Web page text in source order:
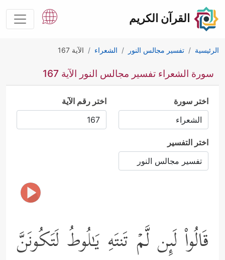
القرآن الكريم
الرئيسية تفسير مجالس النور الشعراء الآية 167
سورة الشعراء تفسير مجالس النور الآية 167
اختر سورة اختر رقم الآية
اختر التفسير
قَالُواْ لَىِٕن لَّمۡ تَنتَهِ یَـٰلُوطُ لَتَكُونَنَّ